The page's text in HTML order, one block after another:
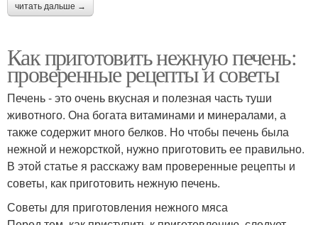
читать дальше →
Как приготовить нежную печень:
проверенные рецепты и советы
Печень - это очень вкусная и полезная часть туши
животного. Она богата витаминами и минералами, а
также содержит много белков. Но чтобы печень была
нежной и нежорсткой, нужно приготовить ее правильно.
В этой статье я расскажу вам проверенные рецепты и
советы, как приготовить нежную печень.
Советы для приготовления нежного мяса